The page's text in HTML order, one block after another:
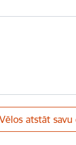
Vēlos atstāt savu